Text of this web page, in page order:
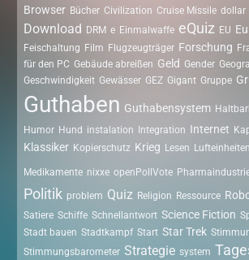
Browser Bücher Civilization Cruise Missile dollar
Download DRM e Einmalwaffe eQuiz EU
Feischaltung Film Flugzeugträger Forschung
für den PC Gebäude abreißen Geld Gender
Geschwindigkeit Gewässer GEZ Gigant Gruppe
Guthaben Guthabensystem
Humor Hund instalation Integration Internet
Klassiker Kopierschutz Krieg Lesen Lufteinheiten
Medikamente nixxe openPollVote
Politik problem Quiz Religion Ressource
Satiere Schiffe Schnellantwort Science Fiction
Stadt bauen Stadtkampf Start Star Trek
Stimmungsbarometer Strategie system